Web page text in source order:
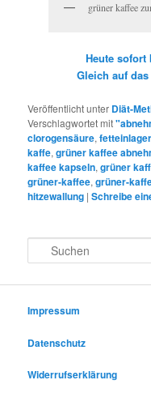
grüner kaffee
Heute sofort
Gleich auf
Veröffentlicht unter Diät-
Verschlagwortet mit
clorogensäure,
kaffe,grüner kaffee
kaffee kapseln,grüner
grüner-kaffee,grüner-
hitzewallung |Schreibe
u
e
Impressum
Datenschutz
Widerrufserklärung